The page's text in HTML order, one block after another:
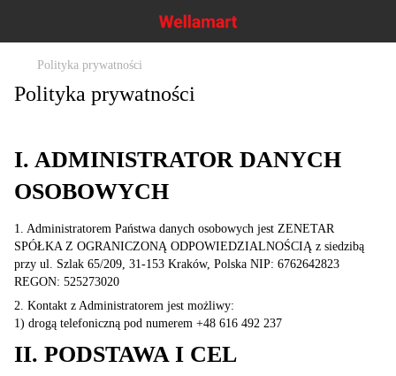
Polityka prywatności
Polityka prywatności
I. ADMINISTRATOR DANYCH
OSOBOWYCH
1. Administratorem Państwa danych osobowych jest ZENETAR
SPÓŁKA Z OGRANICZONĄ ODPOWIEDZIALNOŚCIĄ z siedzibą
przy ul. Szlak 65/209, 31-153 Kraków, Polska NIP: 6762642823
REGON: 525273020
2. Kontakt z Administratorem jest możliwy:
1) drogą telefoniczną pod numerem +48 616 492 237
II. PODSTAWA I CEL